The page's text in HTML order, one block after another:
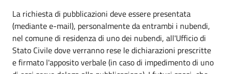
La richiesta di pubblicazioni deve essere presentata
(mediante e-mail), personalmente da entrambi i nubendi,
nel comune di residenza di uno dei nubendi, all'Ufficio di
Stato Civile dove verranno rese le dichiarazioni prescritte
e firmato l'apposito verbale (in caso di impedimento di uno